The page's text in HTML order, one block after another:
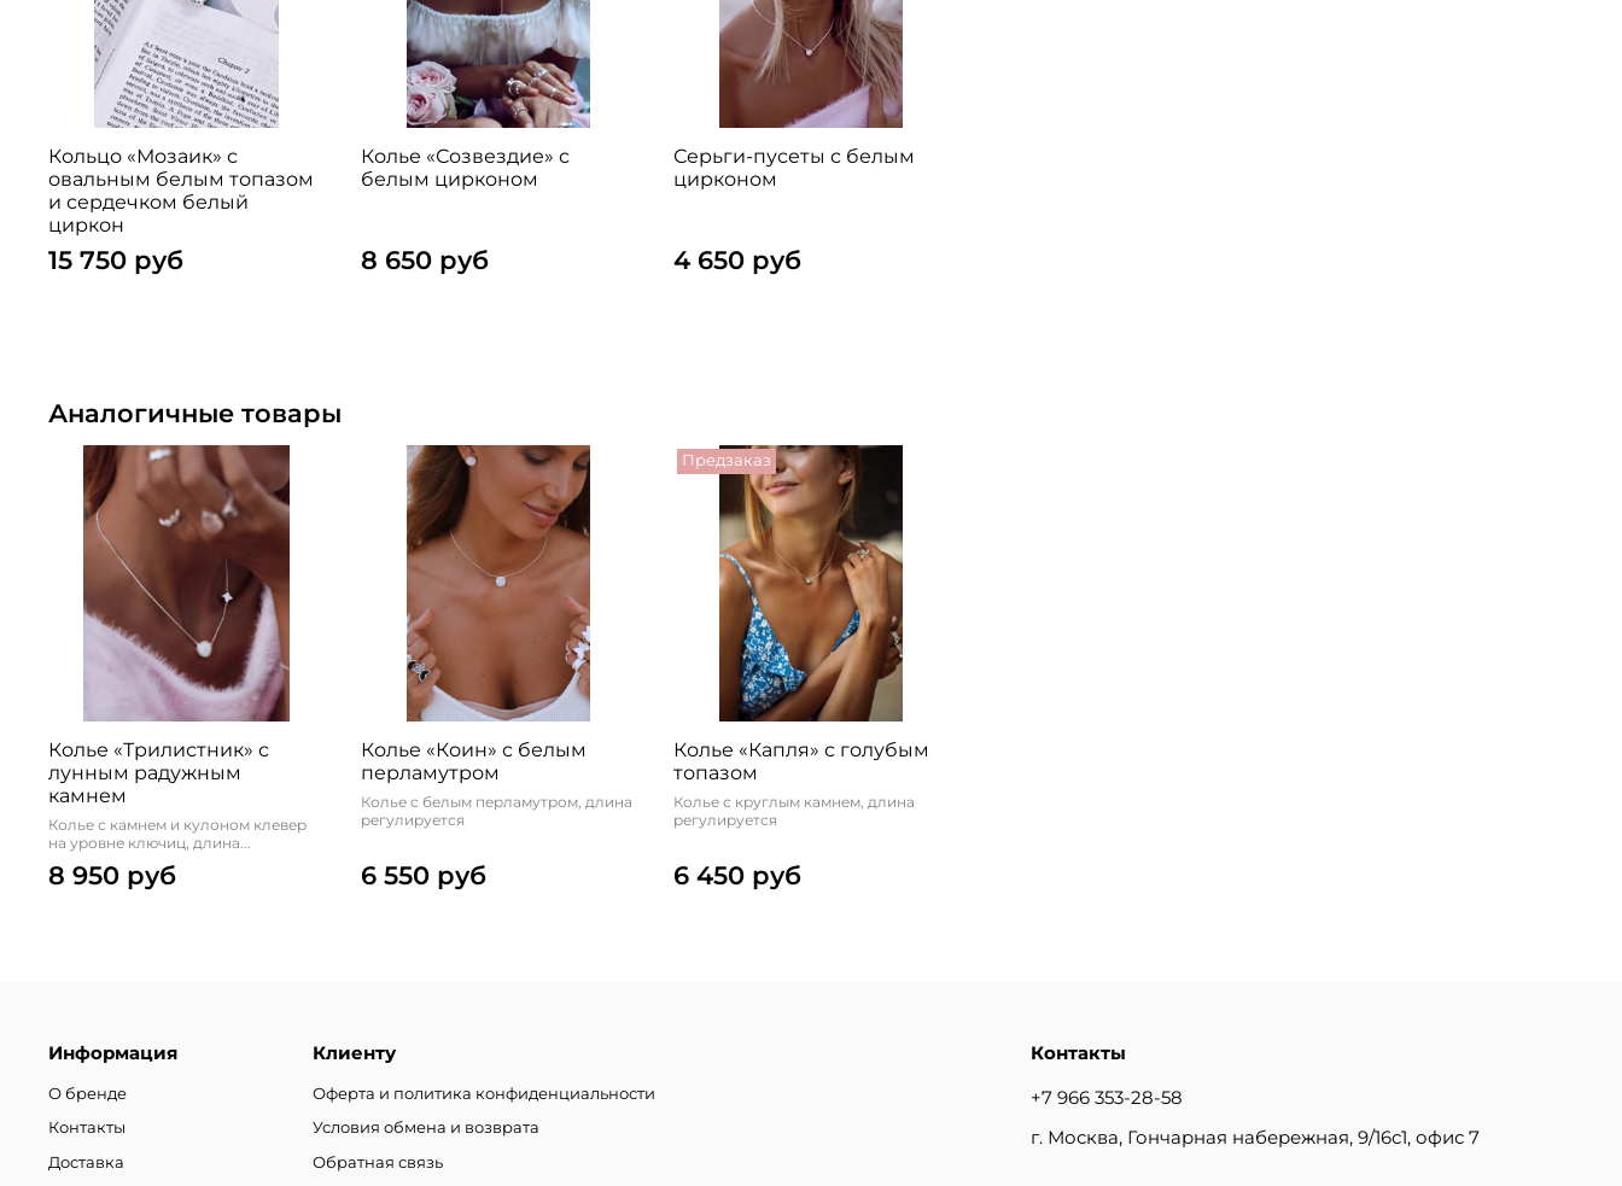
Кольцо «Мозаик» с
овальным белым топазом
и сердечком белый
циркон
15 750 руб
Колье «Созвездие» с
белым цирконом
8 650 руб
Серьги-пусеты с белым
цирконом
4 650 руб
Аналогичные товары
Колье «Трилистник» с
лунным радужным
камнем
Колье с камнем и кулоном клевер
на уровне ключиц, длина...
8 950 руб
Колье «Коин» с белым
перламутром
Колье с белым перламутром, длина
регулируется
6 550 руб
Предзаказ
Колье «Капля» с голубым
топазом
Колье с круглым камнем, длина
регулируется
6 450 руб
Информация
О бренде
Контакты
Доставка
Клиенту
Оферта и политика конфиденциальности
Условия обмена и возврата
Обратная связь
Контакты
+7 966 353-28-58
г. Москва, Гончарная набережная, 9/16с1, офис 7